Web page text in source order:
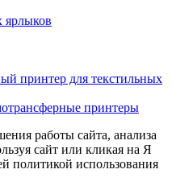
ярлыков
принтер для текстильных
принтеры
работы сайта, анализа
сайт или кликая на Я
политикой использования